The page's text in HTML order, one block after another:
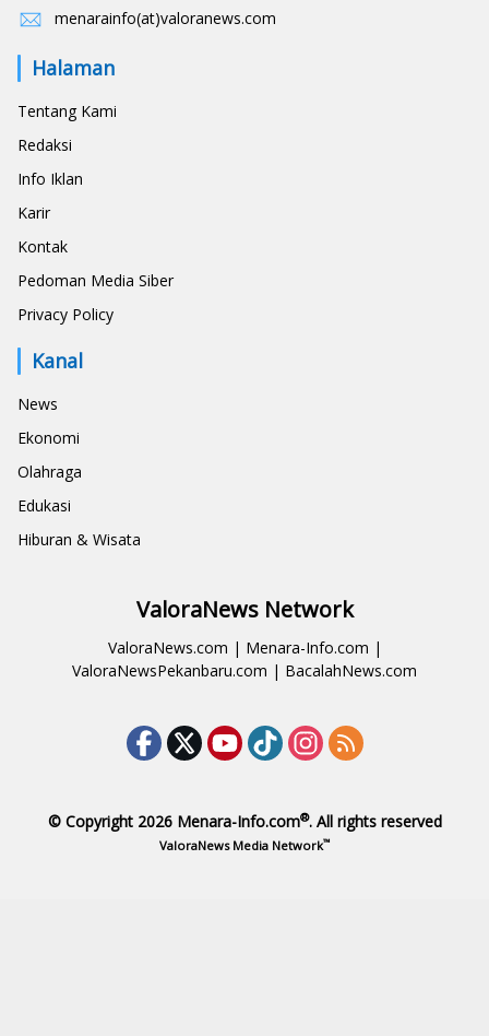
menarainfo(at)valoranews.com
Halaman
Tentang Kami
Redaksi
Info Iklan
Karir
Kontak
Pedoman Media Siber
Privacy Policy
Kanal
News
Ekonomi
Olahraga
Edukasi
Hiburan & Wisata
ValoraNews Network
ValoraNews.com | Menara-Info.com |
ValoraNewsPekanbaru.com | BacalahNews.com
© Copyright 2026 Menara-Info.com®. All rights reserved
ValoraNews Media Network™